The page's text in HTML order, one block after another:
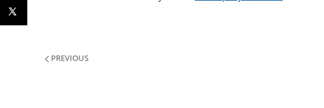
PREVIOUS